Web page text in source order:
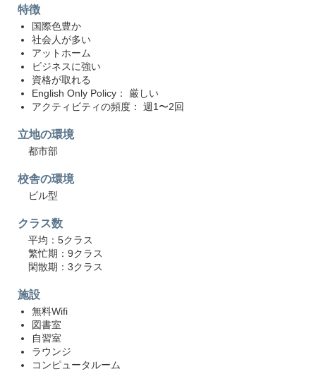
特徴
国際色豊か
社会人が多い
アットホーム
ビジネスに強い
資格が取れる
English Only Policy： 厳しい
アクティビティの頻度： 週1〜2回
立地の環境
都市部
校舎の環境
ビル型
クラス数
平均：5クラス
繁忙期：9クラス
閑散期：3クラス
施設
無料Wifi
図書室
自習室
ラウンジ
コンピュータルーム